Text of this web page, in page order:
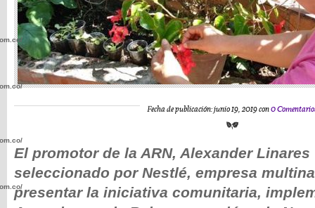
Fecha de publicación: junio 19, 2019 con0
El promotor de la ARN, Alexander Linares
seleccionado por Nestlé, empresa
presentar la iniciativa comunitaria,
wp-
wp-
wp-
wp-